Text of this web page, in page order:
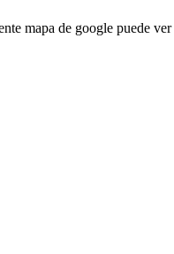
mapa de google puede ver